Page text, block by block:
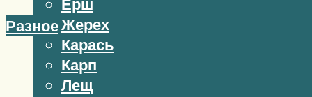
Ёрш
Жерех
Карась
Карп
Лещ
Разное